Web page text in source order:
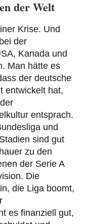
der Welt
Krise. Und
der
Kanada und
Man hätte es
der deutsche
entwickelt hat,
entsprach.
und
sind gut
zu den
der Serie A
Die
die Liga boomt,
es finanziell gut,